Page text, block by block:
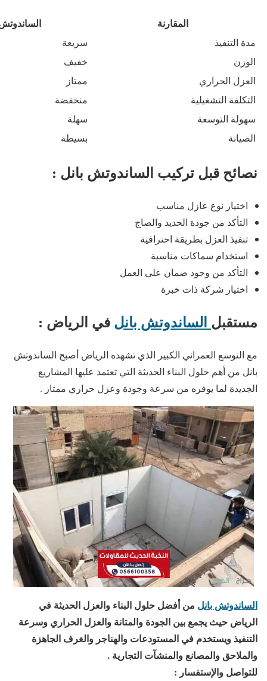
المقارنة
مدة التنفيذ
سريعة
الوزن
خفيف
العزل الحراري
ممتاز
التكلفة التشغيلية
منخفضة
سهولة التوسعة
سهلة
الصيانة
بسيطة
نصائح قبل تركيب الساندوتش بانل :
اختيار نوع عازل مناسب
التأكد من جودة الحديد والصاج
تنفيذ العزل بطريقة احترافية
استخدام سماكات مناسبة
التأكد من وجود ضمان على العمل
اختيار شركة ذات خبرة
مستقبل الساندوتش بانل في الرياض :
مع التوسع العمراني الكبير الذي تشهده الرياض أصبح الساندوتش
بانل من أهم حلول البناء الحديثة التي تعتمد عليها المشاريع
الجديدة لما يوفره من سرعة وجودة وعزل حراري ممتاز .
الساندوتش بانل من أفضل حلول البناء والعزل الحديثة في
الرياض حيث يجمع بين الجودة والمتانة والعزل الحراري وسرعة
التنفيذ ويستخدم في المستودعات والهناجر والغرف الجاهزة
والملاحق والمصانع والمنشآت التجارية .
للتواصل والإستفسار :